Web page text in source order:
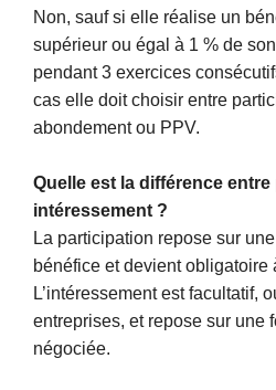
Non, sauf si elle réalise un
supérieur ou égal à 1 % de
pendant 3 exercices
cas elle doit choisir entre
abondement ou PPV.
Quelle est la différence
intéressement ?
La participation repose sur
bénéfice et devient obligatoire
L’intéressement est facultatif,
entreprises, et repose sur une
négociée.